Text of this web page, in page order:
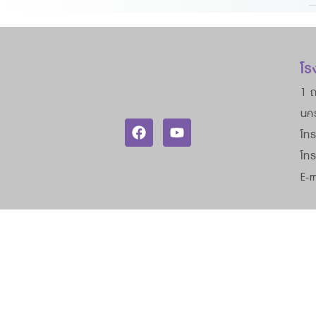
โ
1
น
โ
โท
E-